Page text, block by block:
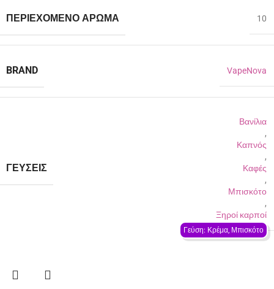
ΠΕΡΙΈΧΟΜΕΝΟ ΆΡΩΜΑ 10
BRAND VapeNova
ΓΕΎΣΕΙΣ
Βανίλια
,
Καπνός
,
Καφές
,
Μπισκότο
,
Ξηροί καρποί
Γεύση: Κρέμα, Μπισκότο